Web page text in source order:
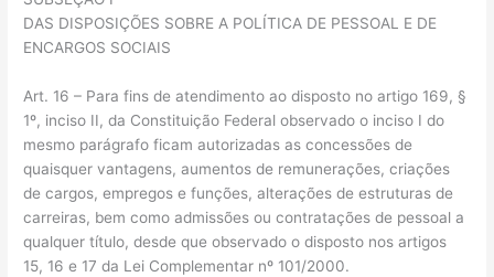
DAS DISPOSIÇÕES SOBRE A POLÍTICA DE PESSOAL E DE
ENCARGOS SOCIAIS
Art. 16 – Para fins de atendimento ao disposto no artigo 169, §
1º, inciso II, da Constituição Federal observado o inciso I do
mesmo parágrafo ficam autorizadas as concessões de
quaisquer vantagens, aumentos de remunerações, criações
de cargos, empregos e funções, alterações de estruturas de
carreiras, bem como admissões ou contratações de pessoal a
qualquer título, desde que observado o disposto nos artigos
15, 16 e 17 da Lei Complementar nº 101/2000.